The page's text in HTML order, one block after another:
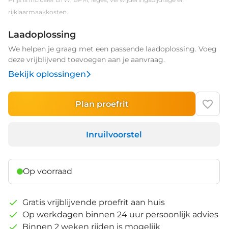
rijklaarmaakkosten.
Laadoplossing
We helpen je graag met een passende laadoplossing. Voeg
deze vrijblijvend toevoegen aan je aanvraag.
Bekijk oplossingen
Plan proefrit
Inruilvoorstel
Op voorraad
Gratis vrijblijvende proefrit aan huis
Op werkdagen binnen 24 uur persoonlijk advies
Binnen 2 weken rijden is mogelijk